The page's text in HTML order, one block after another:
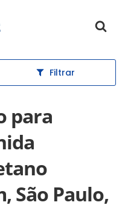
inicial
Filtrar
para
São Paulo,